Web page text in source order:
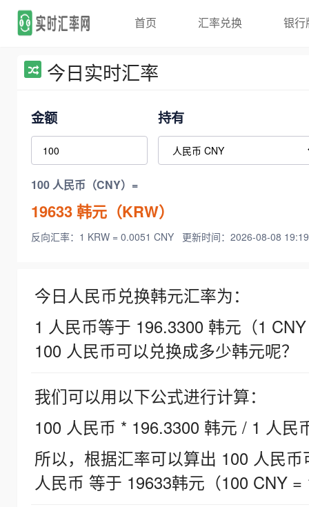
首页 汇率兑换 银行
今日实时汇率
金额 持有
100 人民币（CNY）=
19633韩元（KRW）
反向汇率：1 KRW = 0.0051 CNY 更新时间：2026-08-08
今日人民币兑换韩元汇率为：
1 人民币等于 196.3300 韩元（1
100 人民币可以兑换成多少韩元呢？
我们可以用以下公式进行计算：
100 人民币 * 196.3300 韩元 / 1 人民
所以，根据汇率可以算出 100 人民
人民币 等于 19633韩元（100 CNY =